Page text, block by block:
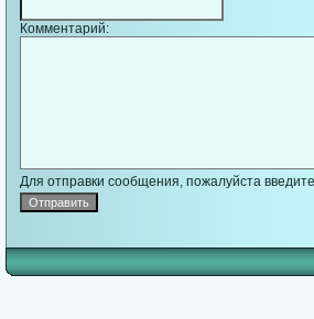
Комментарий:
Для отправки сообщения, пожалуйста